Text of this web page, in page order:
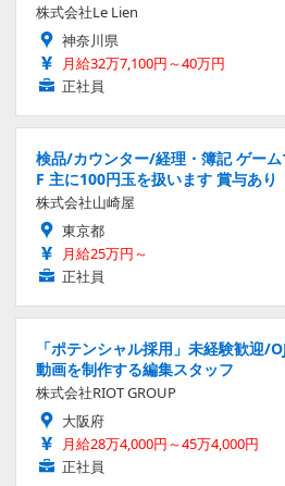
株式会社Le Lien
神奈川県
月給32万7,100円～40万円
正社員
検品/カウンター/経理・簿記 ゲー
F 主に100円玉を扱います 賞与あり
株式会社山崎屋
東京都
月給25万円～
正社員
「ポテンシャル採用」未経験歓迎/
動画を制作する編集スタッフ
株式会社RIOT GROUP
大阪府
月給28万4,000円～45万4,000円
正社員